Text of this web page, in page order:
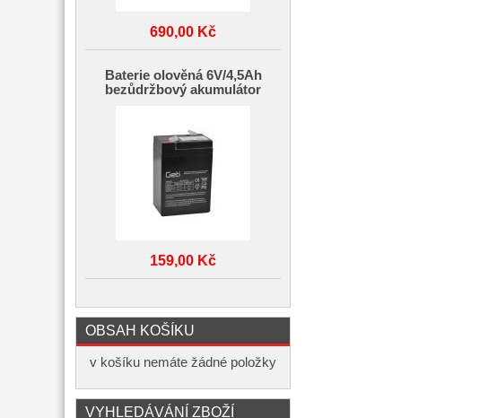
690,00 Kč
Baterie olověná 6V/4,5Ah
bezůdržbový akumulátor
159,00 Kč
OBSAH KOŠÍKU
v košíku nemáte žádné položky
VYHLEDÁVÁNÍ ZBOŽÍ